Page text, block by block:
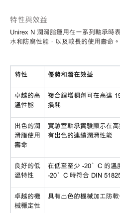
特性與效益
Unirex N 潤滑脂運用在一系列軸承時
水和防腐性能，以及較長的使用壽命。
特性 優勢和潛在效益
卓越的高
溫性能
複合鋰增稠劑可在高達
損耗
出色的潤
滑脂使用
壽命
實驗室軸承實驗顯示在高
有出色的連續潤滑性能
良好的低
溫特性
在低至至少 -20°C 的溫
-20°C 時符合 DIN
卓越的機
械穩定性
具有出色的機械加工防